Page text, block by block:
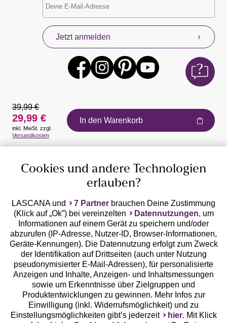
Jetzt anmelden
Auszeichnungen
Geprüfte Sicherheit
Unsere Apps
39,99 €
29,99 €
inkl. MwSt. zzgl.
Versandkosten
In den Warenkorb
Cookies und andere Technologien
erlauben?
LASCANA und 7 Partner brauchen Deine Zustimmung
(Klick auf „Ok”) bei vereinzelten
Datennutzungen, um
Informationen auf einem Gerät zu speichern und/oder
abzurufen (IP-Adresse, Nutzer-ID, Browser-Informationen,
Geräte-Kennungen). Die Datennutzung erfolgt zum Zweck
der Identifikation auf Drittseiten (auch unter Nutzung
pseudonymisierter E-Mail-Adressen), für personalisierte
Anzeigen und Inhalte, Anzeigen- und Inhaltsmessungen
sowie um Erkenntnisse über Zielgruppen und
Produktentwicklungen zu gewinnen. Mehr Infos zur
Einwilligung (inkl. Widerrufsmöglichkeit) und zu
Einstellungsmöglichkeiten gibt’s jederzeit
hier. Mit Klick